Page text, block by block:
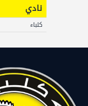
نادي
كلباء